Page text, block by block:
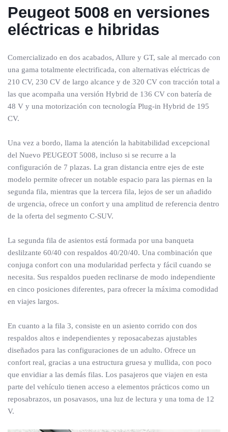
Peugeot 5008 en versiones
eléctricas e hibridas
Comercializado en dos acabados, Allure y GT, sale al mercado con
una gama totalmente electrificada, con alternativas eléctricas de
210 CV, 230 CV de largo alcance y de 320 CV con tracción total a
las que acompaña una versión Hybrid de 136 CV con batería de
48 V y una motorización con tecnología Plug-in Hybrid de 195
CV.
Una vez a bordo, llama la atención la habitabilidad excepcional
del Nuevo PEUGEOT 5008, incluso si se recurre a la
configuración de 7 plazas. La gran distancia entre ejes de este
modelo permite ofrecer un notable espacio para las piernas en la
segunda fila, mientras que la tercera fila, lejos de ser un añadido
de urgencia, ofrece un confort y una amplitud de referencia dentro
de la oferta del segmento C-SUV.
La segunda fila de asientos está formada por una banqueta
deslilzante 60/40 con respaldos 40/20/40. Una combinación que
conjuga confort con una modularidad perfecta y fácil cuando se
necesita. Sus respaldos pueden reclinarse de modo independiente
en cinco posiciones diferentes, para ofrecer la máxima comodidad
en viajes largos.
En cuanto a la fila 3, consiste en un asiento corrido con dos
respaldos altos e independientes y reposacabezas ajustables
diseñados para las configuraciones de un adulto. Ofrece un
confort real, gracias a una estructura gruesa y mullida, con poco
que envidiar a las demás filas. Los pasajeros que viajen en esta
parte del vehículo tienen acceso a elementos prácticos como un
reposabrazos, un posavasos, una luz de lectura y una toma de 12
V.